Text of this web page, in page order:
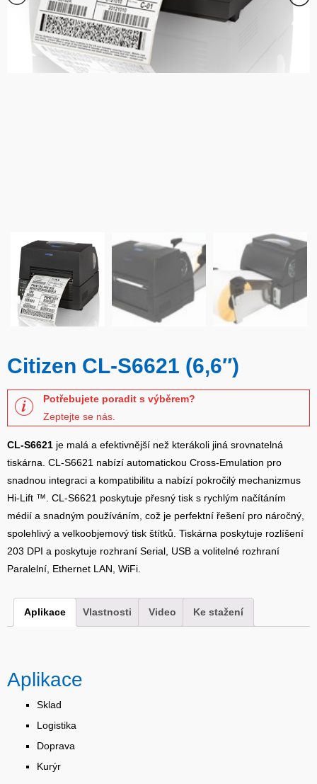
Citizen CL-S6621 (6,6″)
Potřebujete poradit s výběrem?
Zeptejte se nás.
CL-S6621 je malá a efektivnější než kterákoli jiná srovnatelná
tiskárna. CL-S6621 nabízí automatickou Cross-Emulation pro
snadnou integraci a kompatibilitu a nabízí pokročilý mechanizmus
Hi-Lift ™. CL-S6621 poskytuje přesný tisk s rychlým načítáním
médií a snadným používáním, což je perfektní řešení pro náročný,
spolehlivý a velkoobjemový tisk štítků. Tiskárna poskytuje rozlíšení
203 DPI a poskytuje rozhraní Serial, USB a volitelné rozhraní
Paralelní, Ethernet LAN, WiFi.
Aplikace Vlastnosti Video Ke stažení
Aplikace
Sklad
Logistika
Doprava
Kurýr